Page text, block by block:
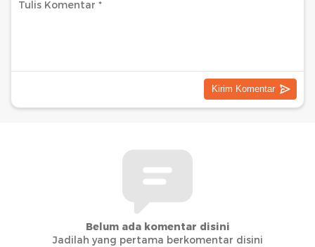
Belum ada komentar disini
Jadilah yang pertama berkomentar disini